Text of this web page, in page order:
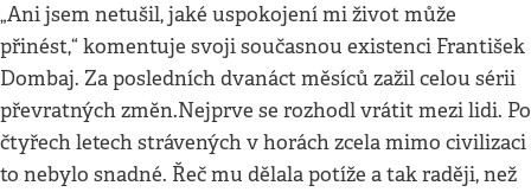
„Ani jsem netušil, jaké uspokojení mi život může
přinést,“ komentuje svoji současnou existenci František
Dombaj. Za posledních dvanáct měsíců zažil celou sérii
převratných změn.Nejprve se rozhodl vrátit mezi lidi. Po
čtyřech letech strávených v horách zcela mimo civilizaci
to nebylo snadné. Řeč mu dělala potíže a tak raději, než